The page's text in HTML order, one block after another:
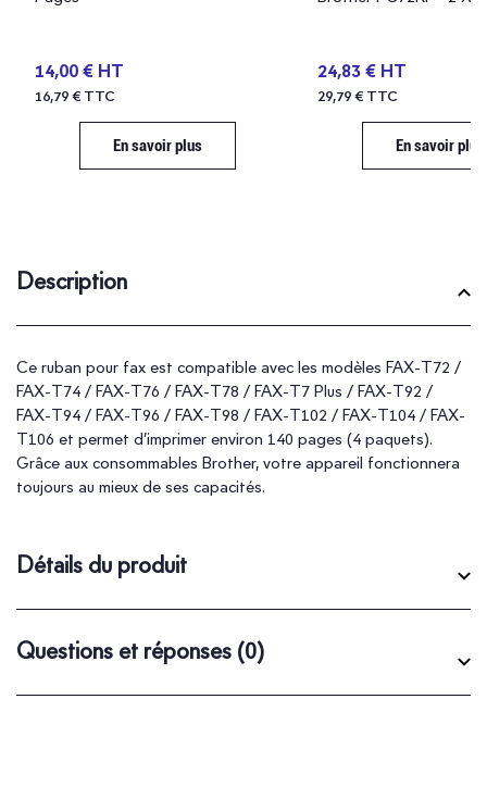
14,00 € HT
16,79 € TTC
En savoir plus
24,83 € HT
29,79 € TTC
En savoir plus
Description
Ce ruban pour fax est compatible avec les modèles FAX-T72 /
FAX-T74 / FAX-T76 / FAX-T78 / FAX-T7 Plus / FAX-T92 /
FAX-T94 / FAX-T96 / FAX-T98 / FAX-T102 / FAX-T104 / FAX-
T106 et permet d’imprimer environ 140 pages (4 paquets).
Grâce aux consommables Brother, votre appareil fonctionnera
toujours au mieux de ses capacités.
Détails du produit
Questions et réponses (0)